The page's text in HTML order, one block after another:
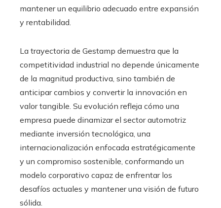
mantener un equilibrio adecuado entre expansión
y rentabilidad.
La trayectoria de Gestamp demuestra que la
competitividad industrial no depende únicamente
de la magnitud productiva, sino también de
anticipar cambios y convertir la innovación en
valor tangible. Su evolución refleja cómo una
empresa puede dinamizar el sector automotriz
mediante inversión tecnológica, una
internacionalización enfocada estratégicamente
y un compromiso sostenible, conformando un
modelo corporativo capaz de enfrentar los
desafíos actuales y mantener una visión de futuro
sólida.